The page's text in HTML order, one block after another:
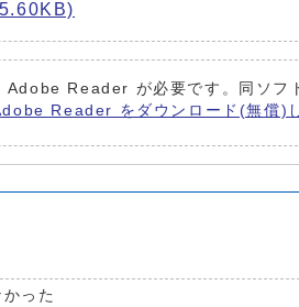
Adobe Reader が必要です。同ソフ
Reader をダウンロード(無償)
った